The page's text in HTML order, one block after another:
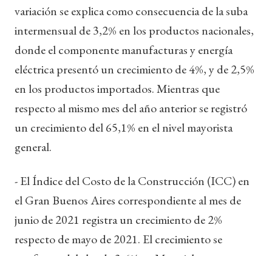
variación se explica como consecuencia de la suba
intermensual de 3,2% en los productos nacionales,
donde el componente manufacturas y energía
eléctrica presentó un crecimiento de 4%, y de 2,5%
en los productos importados. Mientras que
respecto al mismo mes del año anterior se registró
un crecimiento del 65,1% en el nivel mayorista
general.
- El Índice del Costo de la Construcción (ICC) en
el Gran Buenos Aires correspondiente al mes de
junio de 2021 registra un crecimiento de 2%
respecto de mayo de 2021. El crecimiento se